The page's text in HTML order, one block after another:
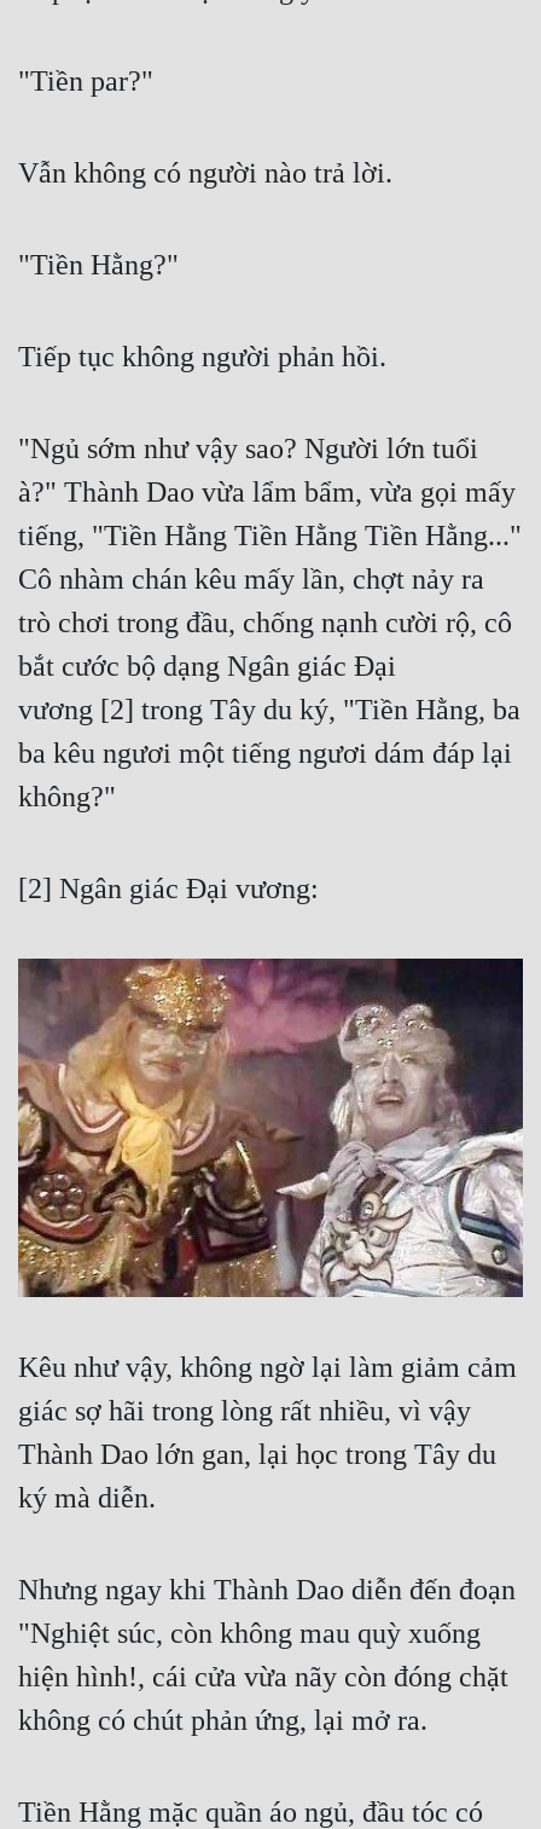
"Tiền par?"
Vẫn không có người nào trả lời.
"Tiền Hằng?"
Tiếp tục không người phản hồi.
"Ngủ sớm như vậy sao? Người lớn tuổi
à?" Thành Dao vừa lẩm bẩm, vừa gọi mấy
tiếng, "Tiền Hằng Tiền Hằng Tiền Hằng..."
Cô nhàm chán kêu mấy lần, chợt nảy ra
trò chơi trong đầu, chống nạnh cười rộ, cô
bắt cước bộ dạng Ngân giác Đại
vương [2] trong Tây du ký, "Tiền Hằng, ba
ba kêu ngươi một tiếng ngươi dám đáp lại
không?"
[2] Ngân giác Đại vương:
Kêu như vậy, không ngờ lại làm giảm cảm
giác sợ hãi trong lòng rất nhiều, vì vậy
Thành Dao lớn gan, lại học trong Tây du
ký mà diễn.
Nhưng ngay khi Thành Dao diễn đến đoạn
"Nghiệt súc, còn không mau quỳ xuống
hiện hình!, cái cửa vừa nãy còn đóng chặt
không có chút phản ứng, lại mở ra.
Tiền Hằng mặc quần áo ngủ, đầu tóc có